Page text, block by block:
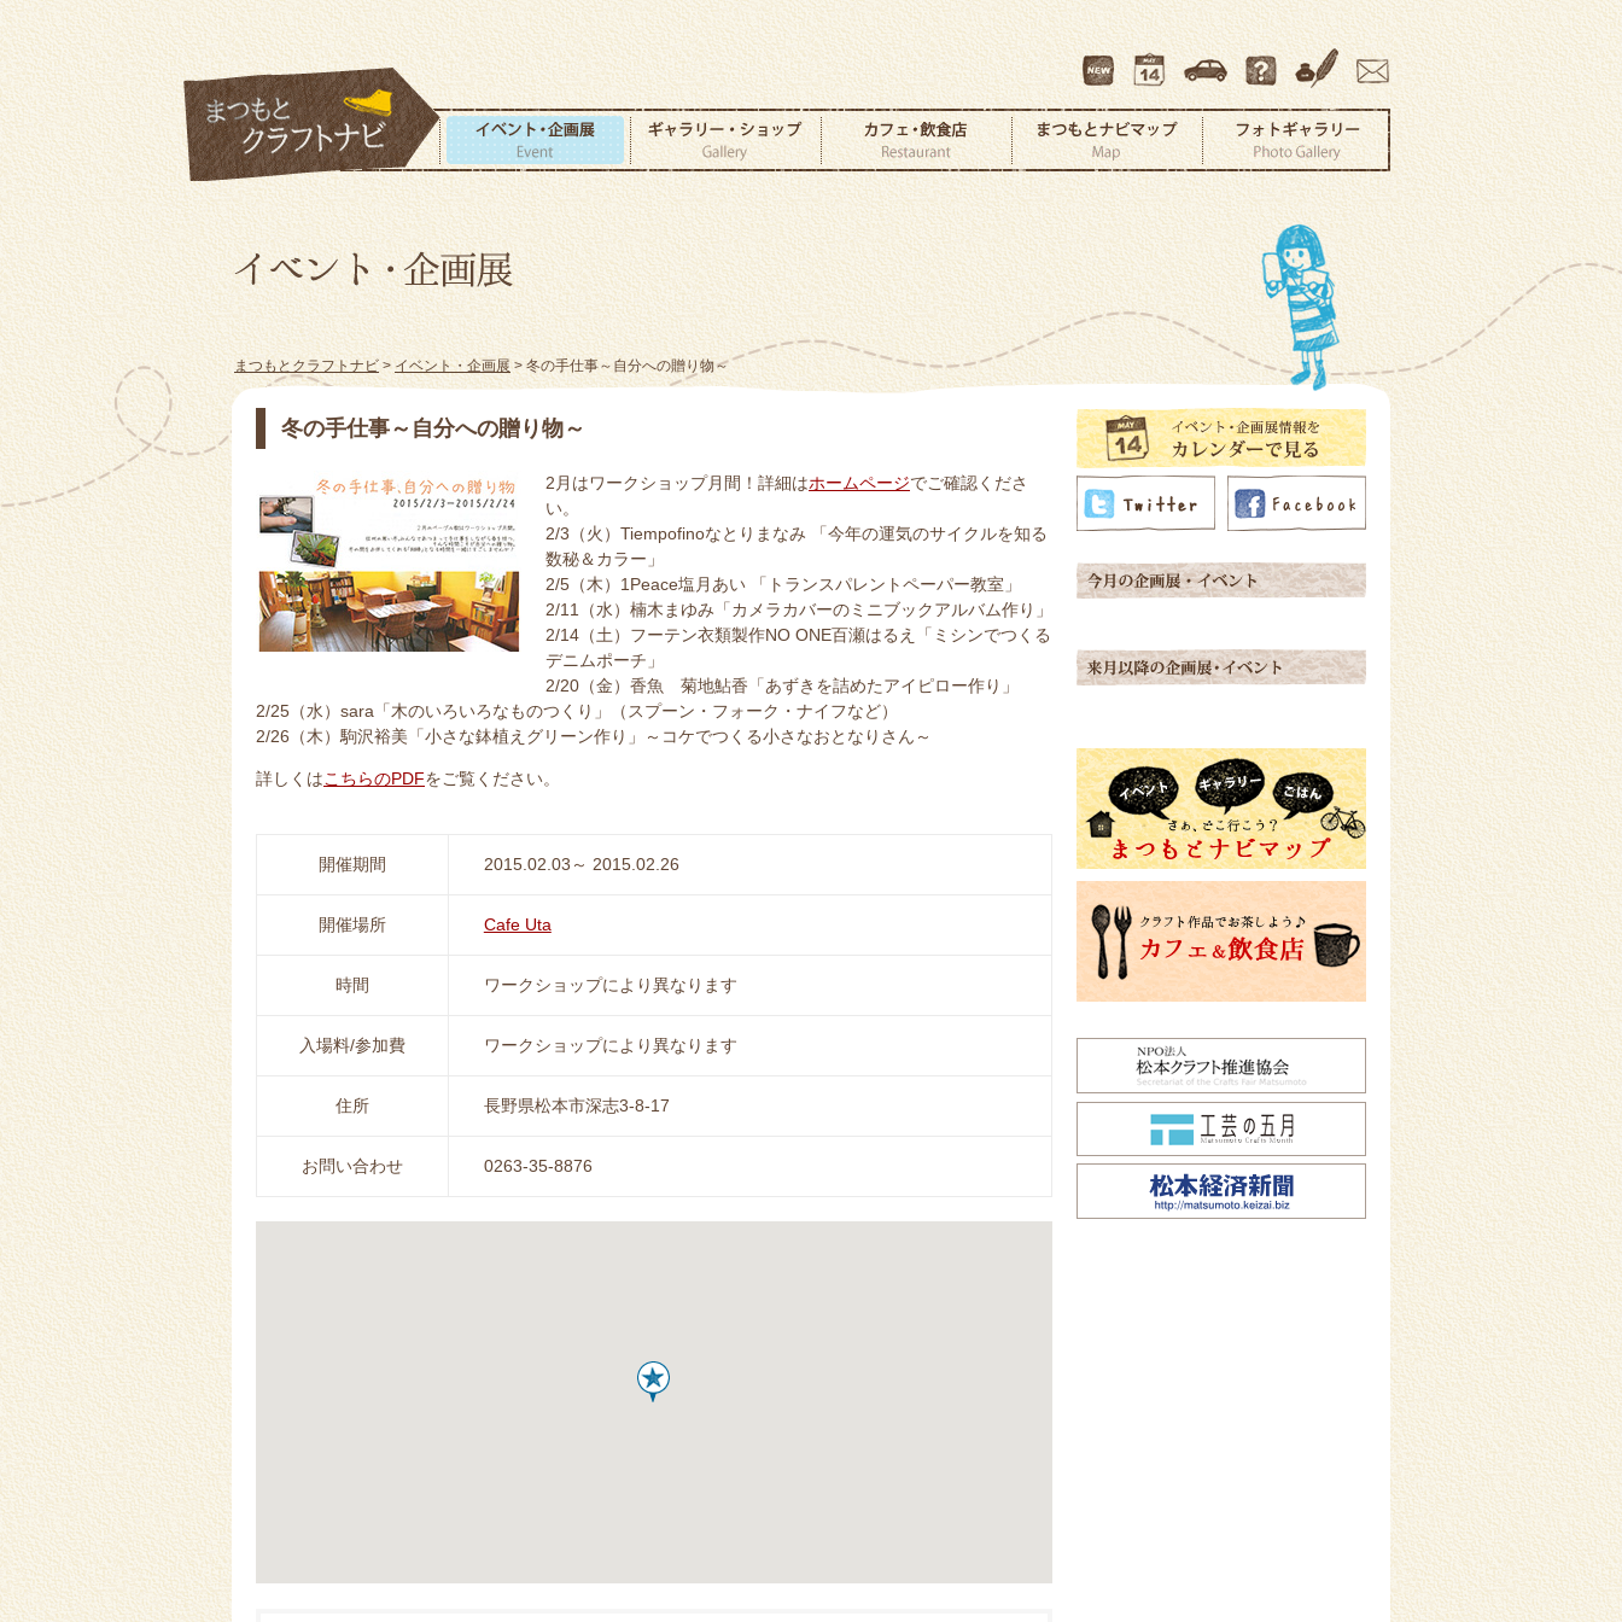
まつもとクラフトナビ > イベント・企画展> 冬の手仕事～自分への贈り物～
冬の手仕事～自分への贈り物～
2月はワークショップ月間！詳細はホームページでご確認くださ
い。
2/3（火）Tiempofinoなとりまなみ 「今年の運気のサイクルを知る
数秘＆カラー」
2/5（木）1Peace塩月あい 「トランスパレントペーパー教室」
2/11（水）楠木まゆみ「カメラカバーのミニブックアルバム作り」
2/14（土）フーテン衣類製作NO ONE百瀬はるえ「ミシンでつくる
デニムポーチ」
2/20（金）香魚 菊地鮎香「あずきを詰めたアイピロー作り」
2/25（水）sara「木のいろいろなものつくり」（スプーン・フォーク・ナイフなど）
2/26（木）駒沢裕美「小さな鉢植えグリーン作り」～コケでつくる小さなおとなりさん～
詳しくはこちらのPDFをご覧ください。
開催期間 2015.02.03～ 2015.02.26
開催場所 Cafe Uta
時間 ワークショップにより異なります
入場料/参加費 ワークショップにより異なります
住所 長野県松本市深志3-8-17
お問い合わせ 0263-35-8876